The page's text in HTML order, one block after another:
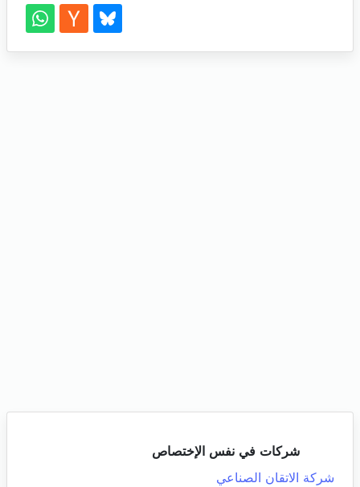
شركات في نفس الإختصاص
شركة الاتقان الصناعي